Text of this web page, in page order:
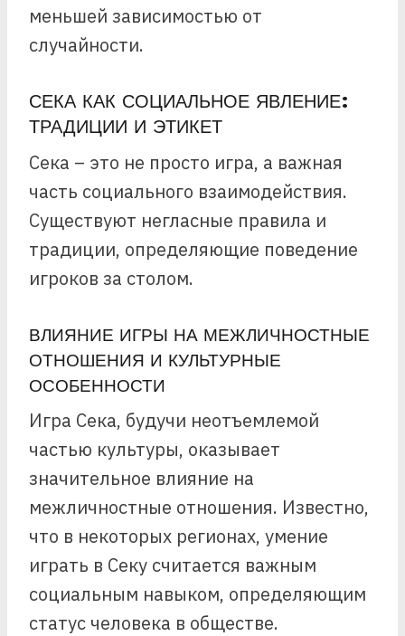
меньшей зависимостью от
случайности.
СЕКА КАК СОЦИАЛЬНОЕ ЯВЛЕНИЕ:
ТРАДИЦИИ И ЭТИКЕТ
Сека – это не просто игра, а важная
часть социального взаимодействия.
Существуют негласные правила и
традиции, определяющие поведение
игроков за столом.
ВЛИЯНИЕ ИГРЫ НА МЕЖЛИЧНОСТНЫЕ
ОТНОШЕНИЯ И КУЛЬТУРНЫЕ
ОСОБЕННОСТИ
Игра Сека, будучи неотъемлемой
частью культуры, оказывает
значительное влияние на
межличностные отношения. Известно,
что в некоторых регионах, умение
играть в Секу считается важным
социальным навыком, определяющим
статус человека в обществе.